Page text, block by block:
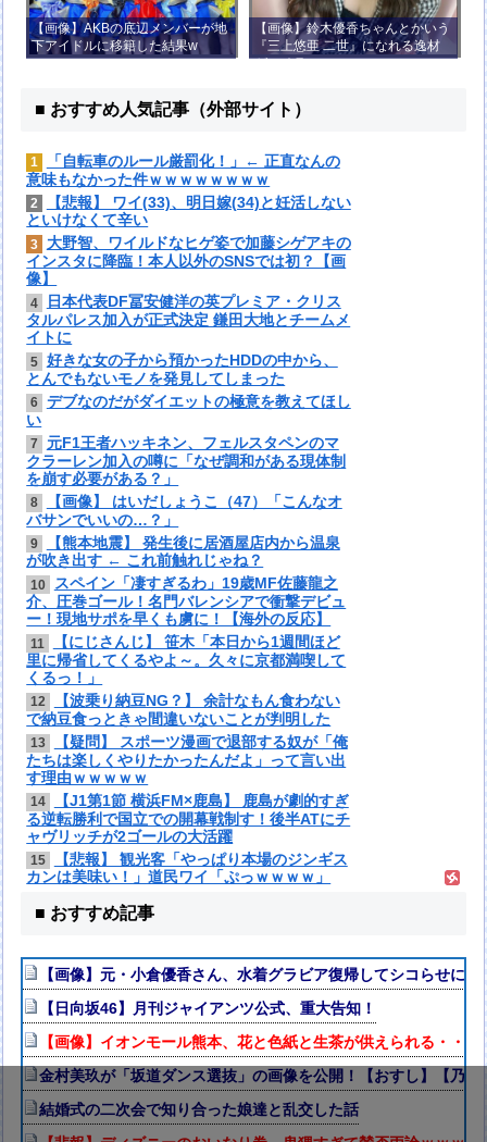
【画像】AKBの底辺メンバーが地
下アイドルに移籍した結果w
【画像】鈴木優香ちゃんとかいう
『三上悠亜 二世』になれる逸材
がコチラ
■ おすすめ人気記事（外部サイト）
1
「自転車のルール厳罰化！」← 正直なんの
意味もなかった件ｗｗｗｗｗｗｗｗ
2
【悲報】 ワイ(33)、明日嫁(34)と妊活しない
といけなくて辛い
3
大野智、ワイルドなヒゲ姿で加藤シゲアキの
インスタに降臨！本人以外のSNSでは初？【画
像】
4
日本代表DF冨安健洋の英プレミア・クリス
タルパレス加入が正式決定 鎌田大地とチームメ
イトに
5 好きな女の子から預かったHDDの中から、
とんでもないモノを発見してしまった
6 デブなのだがダイエットの極意を教えてほし
い
7
元F1王者ハッキネン、フェルスタペンのマ
クラーレン加入の噂に「なぜ調和がある現体制
を崩す必要がある？」
8
【画像】 はいだしょうこ（47）「こんなオ
バサンでいいの…？」
9
【熊本地震】 発生後に居酒屋店内から温泉
が吹き出す ← これ前触れじゃね？
10
スペイン「凄すぎるわ」19歳MF佐藤龍之
介、圧巻ゴール！名門バレンシアで衝撃デビュ
ー！現地サポを早くも虜に！【海外の反応】
11
【にじさんじ】 笹木「本日から1週間ほど
里に帰省してくるやよ～。久々に京都満喫して
くるっ！」
12
【波乗り納豆NG？】 余計なもん食わない
で納豆食っときゃ間違いないことが判明した
13
【疑問】 スポーツ漫画で退部する奴が「俺
たちは楽しくやりたかったんだよ」って言い出
す理由ｗｗｗｗｗ
14
【J1第1節 横浜FM×鹿島】 鹿島が劇的すぎ
る逆転勝利で国立での開幕戦制す！後半ATにチ
ャヴリッチが2ゴールの大活躍
15
【悲報】 観光客「やっぱり本場のジンギス
カンは美味い！」道民ワイ「ぷっｗｗｗｗ」
■ おすすめ記事
【画像】元・小倉優香さん、水着グラビア復帰してシコらせにく
【日向坂46】月刊ジャイアンツ公式、重大告知！
【画像】イオンモール熊本、花と色紙と生茶が供えられる・・・
金村美玖が「坂道ダンス選抜」の画像を公開！【おすし】【乃
結婚式の二次会で知り合った娘達と乱交した話